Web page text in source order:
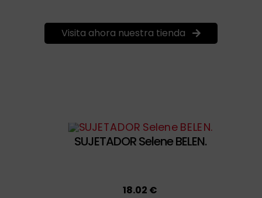
Visita ahora nuestra tienda
SUJETADOR Selene BELEN.
18.02 €